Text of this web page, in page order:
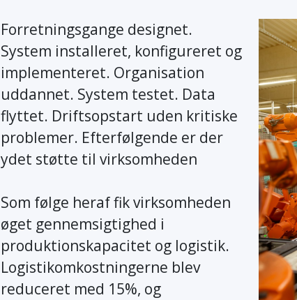
Forretningsgange designet.
System installeret, konfigureret og
implementeret. Organisation
uddannet. System testet. Data
flyttet. Driftsopstart uden kritiske
problemer. Efterfølgende er der
ydet støtte til virksomheden
Som følge heraf fik virksomheden
øget gennemsigtighed i
produktionskapacitet og logistik.
Logistikomkostningerne blev
reduceret med 15%, og